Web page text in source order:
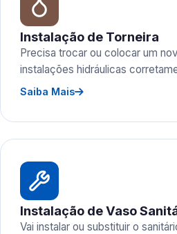
Instalação de Torneira
Precisa trocar ou colocar um
instalações hidráulicas
Saiba Mais
Instalação de Vaso
Vai instalar ou substituir o